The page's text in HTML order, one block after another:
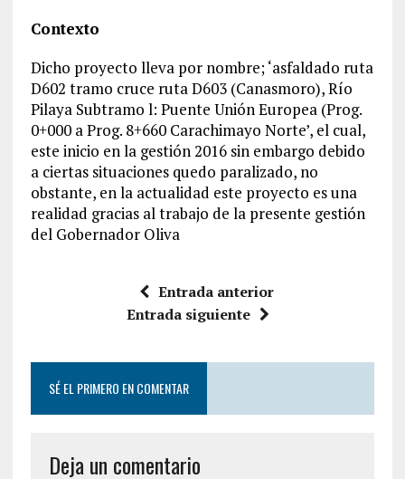
Contexto
Dicho proyecto lleva por nombre; ‘asfaldado ruta
D602 tramo cruce ruta D603 (Canasmoro), Río
Pilaya Subtramo l: Puente Unión Europea (Prog.
0+000 a Prog. 8+660 Carachimayo Norte’, el cual,
este inicio en la gestión 2016 sin embargo debido
a ciertas situaciones quedo paralizado, no
obstante, en la actualidad este proyecto es una
realidad gracias al trabajo de la presente gestión
del Gobernador Oliva
Entrada anterior
Entrada siguiente
SÉ EL PRIMERO EN COMENTAR
Deja un comentario